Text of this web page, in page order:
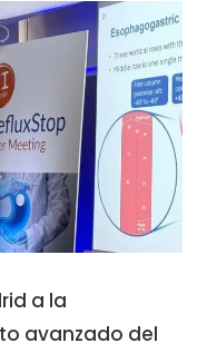
a la
avanzado del